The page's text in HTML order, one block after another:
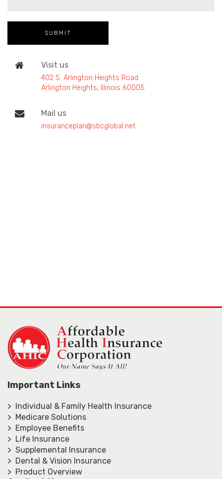
Visit us
402 S. Arlington Heights Road
Arlington Heights, Illinois 60005
Mail us
insuranceplan@sbcglobal.net
Important Links
> Individual & Family Health Insurance
> Medicare Solutions
> Employee Benefits
> Life Insurance
> Supplemental Insurance
> Dental & Vision Insurance
> Product Overview